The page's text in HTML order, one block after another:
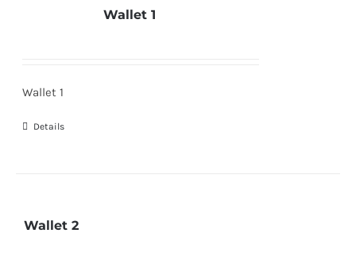
Wallet 1
Wallet 1
Details
Wallet 2